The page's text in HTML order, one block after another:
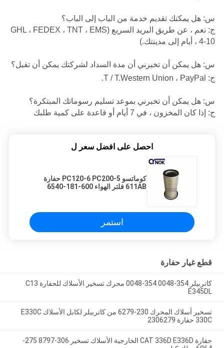
س: هل يمكنك تقديم خدمة من الباب إلى الباب؟
ج: نعم ، عن طريق البريد السريع (GHL ، FEDEX ، TNT ، EMS
، 4-10 أيام إلى مدينتك.)
س: هل يمكن أن تخبرني أن مدة السداد لشركتك يمكن أن تقبل؟
ج: T / T.Western Union ، PayPal.
س: هل يمكن أن تخبرني بموعد تسليم رسوماتك المبتكرة؟
ج: إذا كان المخزون ، في 7 أيام أو قاعدة على كمية طلبك
احصل على افضل سعر ل
كوماتسو PC120-6 PC200-5 حفارة
611AB فلتر الهواء 600-181-6540
استمر
قطع غيار حفارة
كاتربيلر 354-0048 354-0048 محرك تسخير الأسلاك للحفارة C13
E345DL
تسخير أسلاك المحرك 230-6279 من كاتربيلر لكابل الأسلاك E330C
330C حفارة 2306279
حفارة CAT 336D E336D الخارجية الأسلاك تسخير 306-8797 275-